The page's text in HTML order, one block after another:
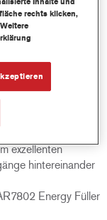
Er kann
ist auch eine
glatte
Glanz und
exzellenten
hintereinander
Energy Füller
rechts klicken,